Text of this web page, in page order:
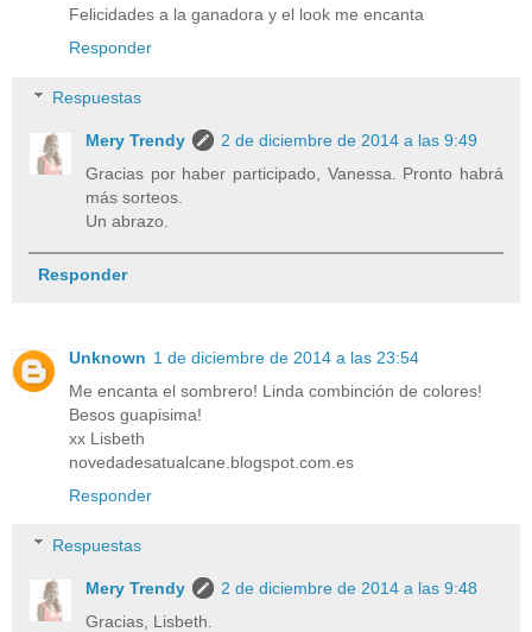
Felicidades a la ganadora y el look me encanta
Responder
Respuestas
Mery Trendy
2 de diciembre de 2014 a las 9:49
Gracias por haber participado, Vanessa. Pronto habrá
más sorteos.
Un abrazo.
Responder
Unknown 1 de diciembre de 2014 a las 23:54
Me encanta el sombrero! Linda combinción de colores!
Besos guapisima!
xx Lisbeth
novedadesatualcane.blogspot.com.es
Responder
Respuestas
Mery Trendy
2 de diciembre de 2014 a las 9:48
Gracias, Lisbeth.